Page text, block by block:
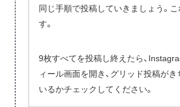
同じ手順で投稿していきましょう。
す。
9枚すべてを投稿し終えたら、
ィール画面を開き、グリッド投稿が
いるかチェックしてください。